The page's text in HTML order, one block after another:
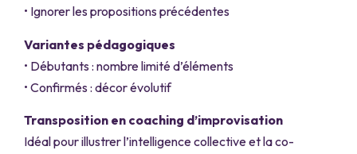
• Ignorer les propositions précédentes
Variantes pédagogiques
• Débutants : nombre limité d’éléments
• Confirmés : décor évolutif
Transposition en coaching d’improvisation
Idéal pour illustrer l’intelligence collective et la co-